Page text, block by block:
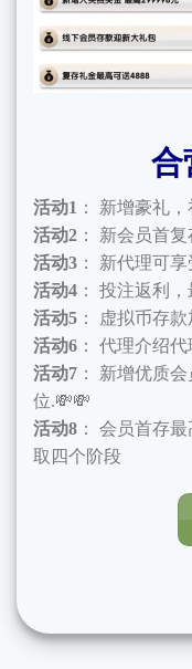
合
活动1 ： 新增豪礼
活动2 ： 新会员首
活动3 ： 新代理可
活动4 ： 投注返利
活动5 ： 虚拟币存
活动6 ： 代理介绍
活动7 ： 新增优质
位.💸💸
活动8 ： 会员首存
取四个阶段